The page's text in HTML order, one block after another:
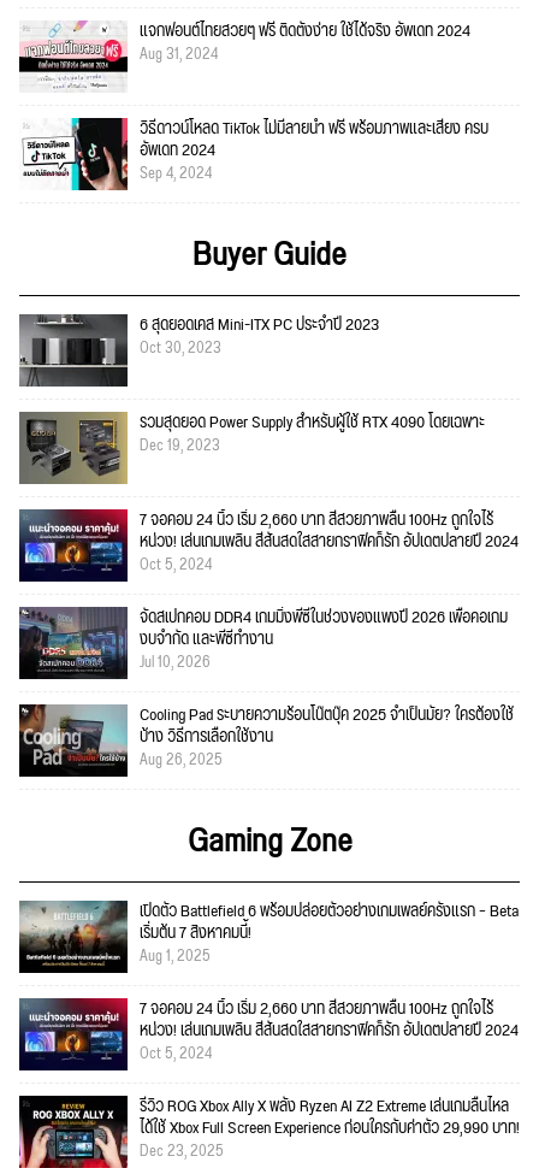
แจกฟอนต์ไทยสวยๆ ฟรี ติดตั้งง่าย ใช้ได้จริง อัพเดท 2024
Aug 31, 2024
วิธีดาวน์โหลด TikTok ไม่มีลายน้ำ ฟรี พร้อมภาพและเสียง ครบ
อัพเดท 2024
Sep 4, 2024
Buyer Guide
6 สุดยอดเคส Mini-ITX PC ประจำปี 2023
Oct 30, 2023
รวมสุดยอด Power Supply สำหรับผู้ใช้ RTX 4090 โดยเฉพาะ
Dec 19, 2023
7 จอคอม 24 นิ้ว เริ่ม 2,660 บาท สีสวยภาพลื่น 100Hz ถูกใจไร้
หน่วง! เล่นเกมเพลิน สีสันสดใสสายกราฟิคก็รัก อัปเดตปลายปี 2024
Oct 5, 2024
จัดสเปกคอม DDR4 เกมมิ่งพีซีในช่วงของแพงปี 2026 เพื่อคอเกม
งบจำกัด และพีซีทำงาน
Jul 10, 2026
Cooling Pad ระบายความร้อนโน๊ตบุ๊ค 2025 จำเป็นมั้ย? ใครต้องใช้
บ้าง วิธีการเลือกใช้งาน
Aug 26, 2025
Gaming Zone
เปิดตัว Battlefield 6 พร้อมปล่อยตัวอย่างเกมเพลย์ครั้งแรก – Beta
เริ่มต้น 7 สิงหาคมนี้!
Aug 1, 2025
7 จอคอม 24 นิ้ว เริ่ม 2,660 บาท สีสวยภาพลื่น 100Hz ถูกใจไร้
หน่วง! เล่นเกมเพลิน สีสันสดใสสายกราฟิคก็รัก อัปเดตปลายปี 2024
Oct 5, 2024
รีวิว ROG Xbox Ally X พลัง Ryzen AI Z2 Extreme เล่นเกมลื่นไหล
ได้ใช้ Xbox Full Screen Experience ก่อนใครกับค่าตัว 29,990 บาท!
Dec 23, 2025